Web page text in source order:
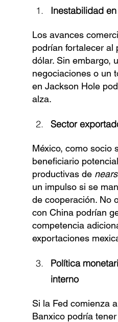
Inestabilidad
Los avances
podrían fortalecer al
dólar. Sin embargo,
negociaciones o un
en Jackson Hole
alza.
Sector
México, como socio
beneficiario
productivas de
un impulso si se
de cooperación. No
con China podrían
competencia
exportaciones
Política
interno
Si la Fed comienza
Banxico podría